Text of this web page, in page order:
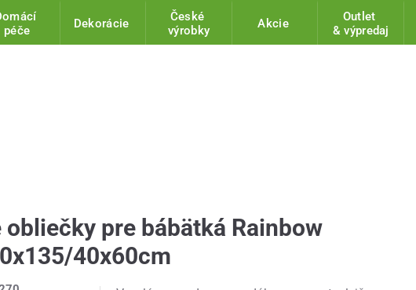
péče
Dekorácie
České
výrobky
Akcie
Outlet
& výpredaj
obliečky pre bábätká Rainbow
40x60cm